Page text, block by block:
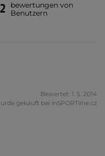
2
bewertungen von
Benutzern
Bewertet: 1. 5. 2014
gekauft bei inSPORTline.cz